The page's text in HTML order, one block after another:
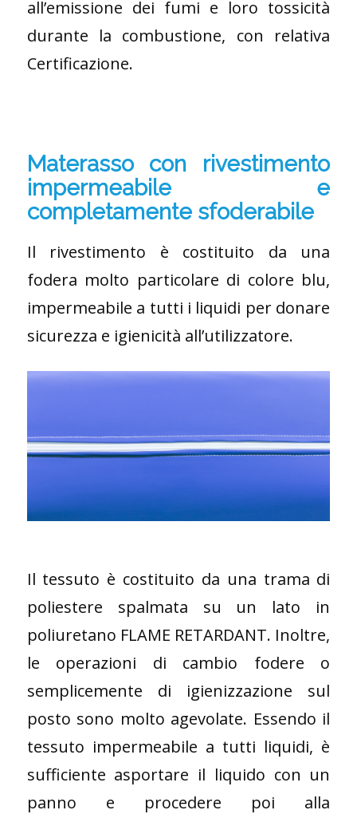
all’emissione dei fumi e loro tossicità
durante la combustione, con relativa
Certificazione.
Materasso con rivestimento
impermeabile e
completamente sfoderabile
Il rivestimento è costituito da una
fodera molto particolare di colore blu,
impermeabile a tutti i liquidi per donare
sicurezza e igienicità all’utilizzatore.
Il tessuto è costituito da una trama di
poliestere spalmata su un lato in
poliuretano FLAME RETARDANT. Inoltre,
le operazioni di cambio fodere o
semplicemente di igienizzazione sul
posto sono molto agevolate. Essendo il
tessuto impermeabile a tutti liquidi, è
sufficiente asportare il liquido con un
panno e procedere poi alla